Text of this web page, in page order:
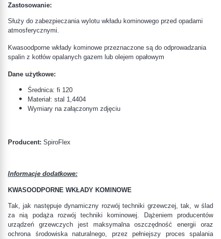
Zastosowanie:
Służy do zabezpieczania wylotu wkładu kominowego przed opadami
atmosferycznymi.
Kwasoodporne wkłady kominowe przeznaczone są do odprowadzania
spalin z kotłów opalanych gazem lub olejem opałowym
Dane użytkowe:
Średnica: fi 120
Materiał: stal 1,4404
Wymiary na załączonym zdjęciu
Producent: SpiroFlex
Informacje dodatkowe:
KWASOODPORNE WKŁADY KOMINOWE
Tak, jak następuje dynamiczny rozwój techniki grzewczej, tak, w ślad
za nią podąża rozwój techniki kominowej. Dążeniem producentów
urządzeń grzewczych jest maksymalna oszczędność energii oraz
ochrona środowiska naturalnego, przez pełniejszy proces spalania